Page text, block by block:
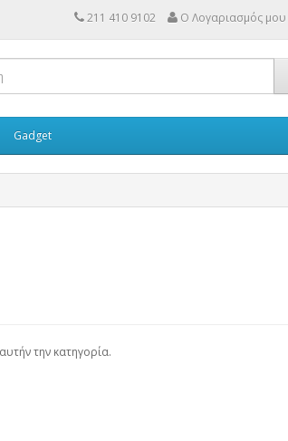
211 410 9102 Ο Λογαριασμός μου
Gadget
την κατηγορία.